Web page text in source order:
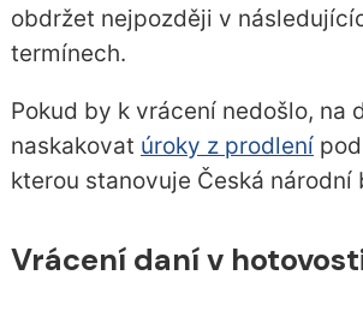
obdržet nejpozději v
termínech.
Pokud by k vrácení nedošlo, na
naskakovat úroky z prodlení
kterou stanovuje Česká národní
Vrácení daní v